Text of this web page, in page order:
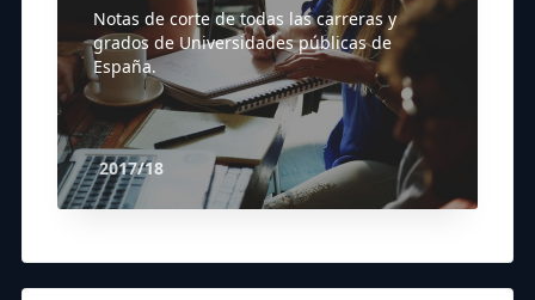
Notas de corte de todas las carreras y
grados de Universidades públicas de
España.
2017/18